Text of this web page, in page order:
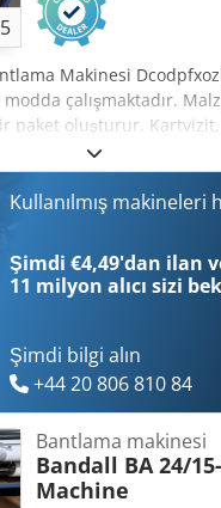
5
Makinesi
çalışmaktadır.
bir paket oluşturur.
genişliği: 30 mm
Genişlik: Kağıt – 24 cm
ve makine koruma örtüsü
Kullanılmış makineleri
Şimdi €4,49'dan ilan
11 milyon alıcı sizi
Şimdi bilgi alın
+44 20 806 810 84
Bantlama makinesi
Bandall BA 24/
Machine